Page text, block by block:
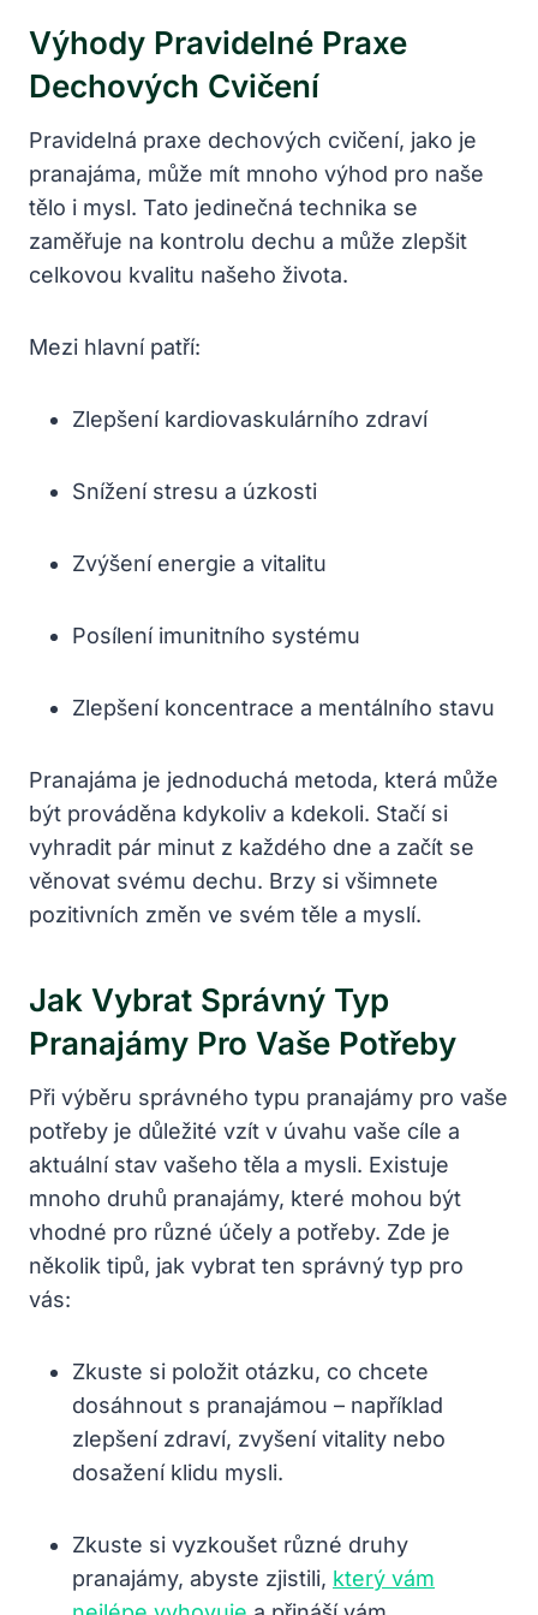
Výhody Pravidelné Praxe
Dechových Cvičení
Pravidelná praxe dechových cvičení, jako je
pranajáma, může mít mnoho výhod pro naše
tělo i mysl. Tato jedinečná technika se
zaměřuje na kontrolu dechu a může zlepšit
celkovou kvalitu našeho života.
Mezi hlavní patří:
Zlepšení kardiovaskulárního zdraví
Snížení stresu a úzkosti
Zvýšení energie a vitalitu
Posílení imunitního systému
Zlepšení koncentrace a mentálního stavu
Pranajáma je jednoduchá metoda, která může
být prováděna kdykoliv a kdekoli. Stačí si
vyhradit pár minut z každého dne a začít se
věnovat svému dechu. Brzy si všimnete
pozitivních změn ve svém těle a myslí.
Jak Vybrat Správný Typ
Pranajámy Pro Vaše Potřeby
Při výběru správného typu pranajámy pro vaše
potřeby je důležité vzít v úvahu vaše cíle a
aktuální stav vašeho těla a mysli. Existuje
mnoho druhů pranajámy, které mohou být
vhodné pro různé účely a potřeby. Zde je
několik tipů, jak vybrat ten správný typ pro
vás:
Zkuste si položit otázku, co chcete
dosáhnout s pranajámou – například
zlepšení zdraví, zvyšení vitality nebo
dosažení klidu mysli.
Zkuste si vyzkoušet různé druhy
pranajámy, abyste zjistili, který vám